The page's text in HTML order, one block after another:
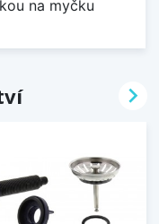
na myčku
